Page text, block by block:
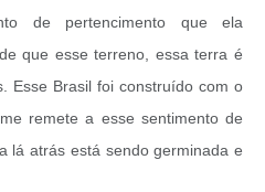
de pertencimento que ela
que esse terreno, essa terra é
Esse Brasil foi construído com o
remete a esse sentimento de
lá atrás está sendo germinada e